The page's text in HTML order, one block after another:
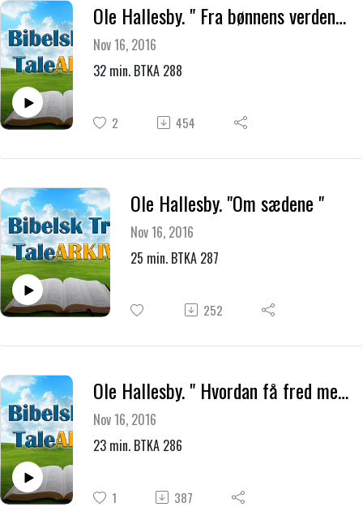
Ole Hallesby. " Fra bønnens verden " 1
Nov 16, 2016
32 min. BTKA 288
2 454
Ole Hallesby. "Om sædene "
Nov 16, 2016
25 min. BTKA 287
252
Ole Hallesby. " Hvordan få fred med Gud "
Nov 16, 2016
23 min. BTKA 286
1 387